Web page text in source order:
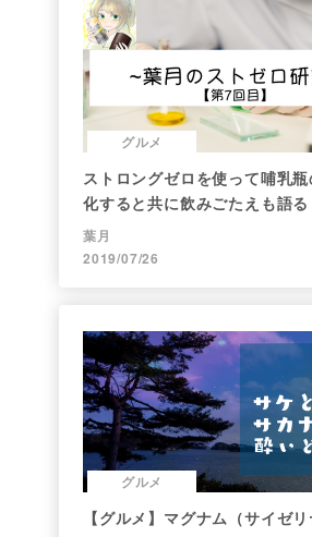
グルメ
ストロングゼロを使って哺乳
化すると共に飲みごたえも語る
葉月
2019/07/26
グルメ
【グルメ】マグナム（サイゼリ